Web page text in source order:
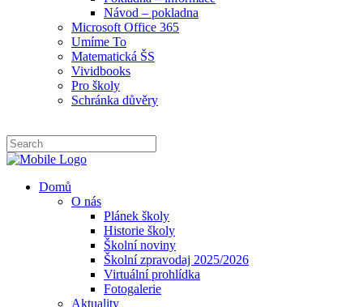
Návod – pokladna
Microsoft Office 365
Umíme To
Matematická ŠS
Vividbooks
Pro školy
Schránka důvěry
Domů
O nás
Plánek školy
Historie školy
Školní noviny
Školní zpravodaj 2025/2026
Virtuální prohlídka
Fotogalerie
Aktuality